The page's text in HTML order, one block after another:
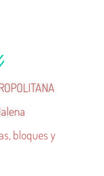
bloques y